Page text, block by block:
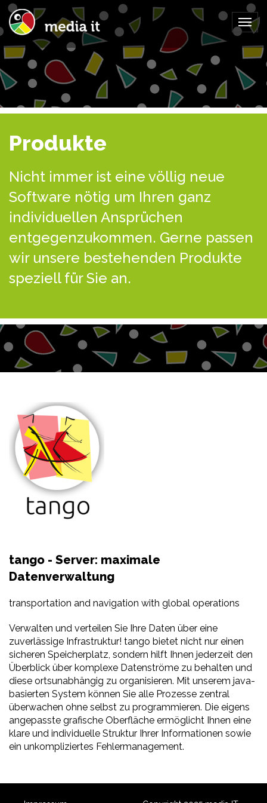
Produkte
Nicht immer ist eine völlig neue
Software nötig um Ihren ganz
individuellen Ansprüchen
entgegenzukommen. Gerne passen
wir unsere bestehenden Produkte
speziell für Sie an.
tango - Server: maximale
Datenverwaltung
transportation and navigation with global operations
Verwalten und verteilen Sie Ihre Daten über eine
zuverlässige Infrastruktur! tango bietet nicht nur einen
sicheren Speicherplatz, sondern hilft Ihnen jederzeit den
Überblick über komplexe Datenströme zu behalten und
diese ortsunabhängig zu organisieren. Mit unserem java-
basierten System können Sie alle Prozesse zentral
überwachen ohne selbst zu programmieren. Die eigens
angepasste grafische Oberfläche ermöglicht Ihnen eine
klare und individuelle Struktur Ihrer Informationen sowie
ein unkompliziertes Fehlermanagement.